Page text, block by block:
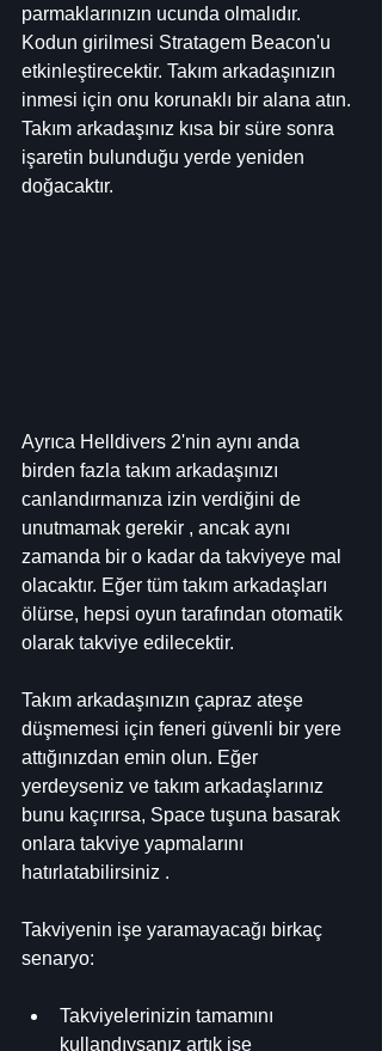
parmaklarınızın ucunda olmalıdır.
Kodun girilmesi Stratagem Beacon'u
etkinleştirecektir. Takım arkadaşınızın
inmesi için onu korunaklı bir alana atın.
Takım arkadaşınız kısa bir süre sonra
işaretin bulunduğu yerde yeniden
doğacaktır.
Ayrıca Helldivers 2'nin aynı anda
birden fazla takım arkadaşınızı
canlandırmanıza izin verdiğini de
unutmamak gerekir , ancak aynı
zamanda bir o kadar da takviyeye mal
olacaktır. Eğer tüm takım arkadaşları
ölürse, hepsi oyun tarafından otomatik
olarak takviye edilecektir.
Takım arkadaşınızın çapraz ateşe
düşmemesi için feneri güvenli bir yere
attığınızdan emin olun. Eğer
yerdeyseniz ve takım arkadaşlarınız
bunu kaçırırsa, Space tuşuna basarak
onlara takviye yapmalarını
hatırlatabilirsiniz .
Takviyenin işe yaramayacağı birkaç
senaryo:
Takviyelerinizin tamamını
kullandıysanız artık işe